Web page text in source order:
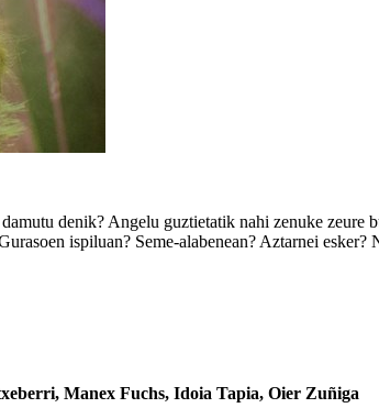
denik? Angelu guztietatik nahi zenuke zeure
ispiluan? Seme-alabenean? Aztarnei
Manex Fuchs, Idoia Tapia, Oier Zuñiga